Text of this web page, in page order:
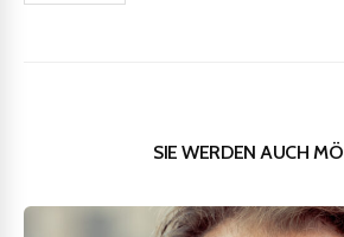
SIE WERDEN AUCH